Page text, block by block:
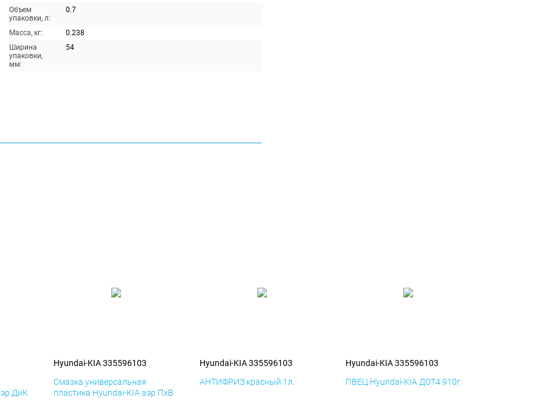
Объем
упаковки, л:
0.7
Масса, кг:
0.238
Ширина
упаковки,
мм:
54
ДиК
Hyundai-KIA 335596103
Смазка универсальная
пластика Hyundai-KIA аэр ПхВ
Hyundai-KIA 335596103
АНТИФРИЗ красный 1л.
Hyundai-KIA 335596103
ПВЕЦ Hyundai-KIA ДОТ4 910г